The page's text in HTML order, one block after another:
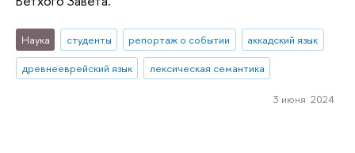
Наука студенты репортаж о событии
аккадский язык
древнееврейский язык
лексическая семантика
3 июня 2024